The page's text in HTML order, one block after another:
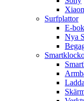
Surfplattor
E-
Nya